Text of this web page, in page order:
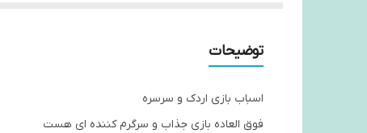
توضیحات
اسباب بازی اردک و سرسره
فوق العاده بازی جذاب و سرگرم کننده ای هست